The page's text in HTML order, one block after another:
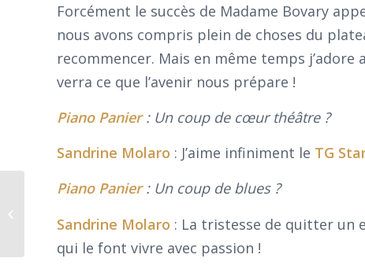
Forcément le succès de Madame Bovary
nous avons compris plein de choses du
recommencer. Mais en même temps
verra ce que l’avenir nous prépare !
Piano Panier: Un coup de cœur théâtre ?
Sandrine Molaro : J’aime infiniment le TG
Piano Panier: Un coup de blues ?
Sandrine Molaro : La tristesse de quitter un
qui le font vivre avec passion !
Revue de presse du 22 juin :
rêveurs définitifs,...